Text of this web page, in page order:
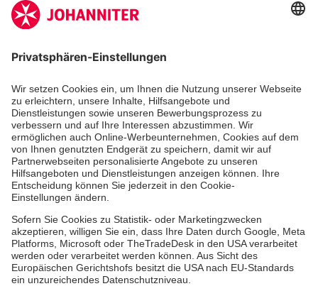
des Deutschen Spendenrats e.V.
Dienste & Leistungen
Mitarbeiten & Lernen
Spenden & Stiften